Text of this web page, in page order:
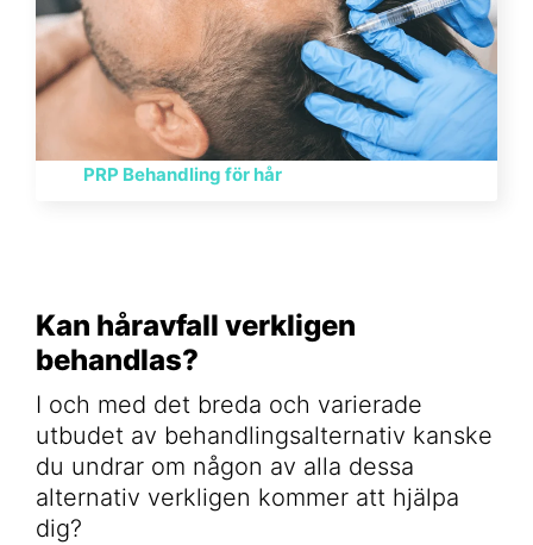
PRP Behandling för hår
Kan håravfall verkligen
behandlas?
I och med det breda och varierade
utbudet av behandlingsalternativ kanske
du undrar om någon av alla dessa
alternativ verkligen kommer att hjälpa
dig?